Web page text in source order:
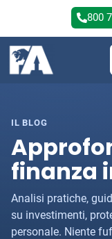
800
IL BLOG
finanza
Analisi pratiche,
su investimenti,
personale. Niente